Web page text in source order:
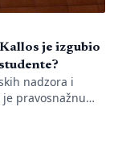
je izgubio
nadzora i
pravosnažnu
zabrana rada